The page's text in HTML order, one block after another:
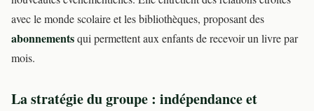
avec le monde scolaire et les bibliothèques, proposant des
abonnementsqui permettent aux enfants de recevoir un livre par
mois.
La stratégie du groupe : indépendance et